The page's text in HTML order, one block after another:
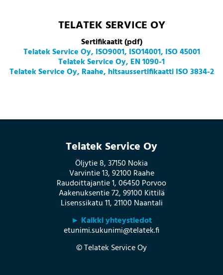
TELATEK SERVICE OY
Sertifikaatit (pdf)
Telatek Service Oy, ISO9001, ISO14001, ISO 45001
Telatek Service Oy, EN 1090-1
Telatek Service Oy, Raahe, hitsaussertifikaatti ISO 3834-2
Telatek Service Oy
Öljytie 8, 37150 Nokia
Varvintie 13, 92100 Raahe
Raudoittajantie 1, 06450 Porvoo
Aakenuksentie 72, 99100 Kittilä
Lisenssikatu 11, 21100 Naantali
► Kaikki yhteystiedot
etunimi.sukunimi@telatek.fi
© Telatek Service Oy